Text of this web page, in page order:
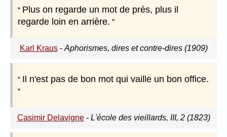
Plus on regarde un mot de près, plus il
regarde loin en arrière.
Karl Kraus- Aphorismes, dires et contre-dires (1909)
Il n'est pas de bon mot qui vaille un bon office.
Casimir Delavigne- L'école des vieillards, III, 2 (1823)